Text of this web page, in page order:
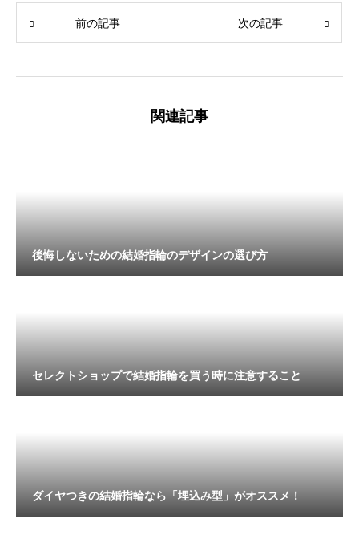
前の記事 次の記事
関連記事
後悔しないための結婚指輪のデザインの選び方
セレクトショップで結婚指輪を買う時に注意すること
ダイヤつきの結婚指輪なら「埋込み型」がオススメ！